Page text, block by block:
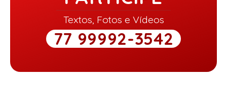
Textos, Fotos e Vídeos
77 99992-3542